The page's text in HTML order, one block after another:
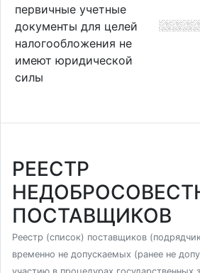
первичные учетные
документы для целей
налогообложения не
имеют юридической
силы
РЕЕСТР
ПОСТАВЩИКОВ
Реестр (список) поставщиков
временно не допускаемых (ранее не